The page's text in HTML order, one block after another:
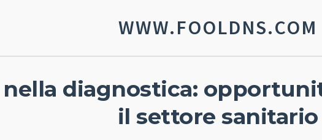
WWW.FOOLDNS.COM
nella diagnostica:
il settore sanitario